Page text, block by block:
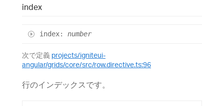
index
index: number
次で定義 projects/igniteui-
angular/grids/core/src/row.directive.ts:96
行のインデックスです。